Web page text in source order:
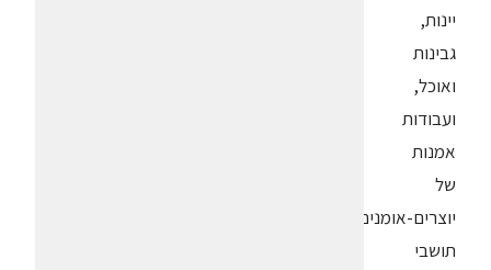
יינות,
גבינות
ואוכל,
ועבודות
אמנות
של
יוצרים-אומנים
תושבי